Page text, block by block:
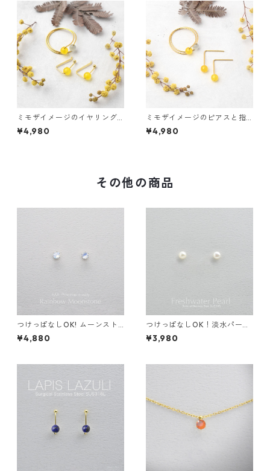
ミモザイメージのイヤリング
と指輪のセット ハニーイエロ
ージェイド ライトグレーキャ
¥4,980
ミモザイメージのピアスと指
輪のセット ハニーイエロージ
ェイド ライトグレーキャッツ
¥4,980
その他の商品
つけっぱなしOK! ムーンスト
ーン ピアス AAA レインボー
サージカルステンレス 金属ア
¥4,880
つけっぱなしOK！淡水パール
ピアス シンプル サージカルス
テンレス 金属アレルギー 真珠
¥3,980